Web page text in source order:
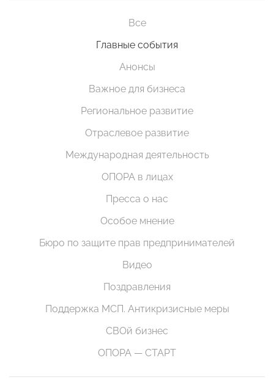
Все
Главные события
Анонсы
Важное для бизнеса
Региональное развитие
Отраслевое развитие
Международная деятельность
ОПОРА в лицах
Пресса о нас
Особое мнение
Бюро по защите прав предпринимателей
Видео
Поздравления
Поддержка МСП. Антикризисные меры
СВОй бизнес
ОПОРА — СТАРТ